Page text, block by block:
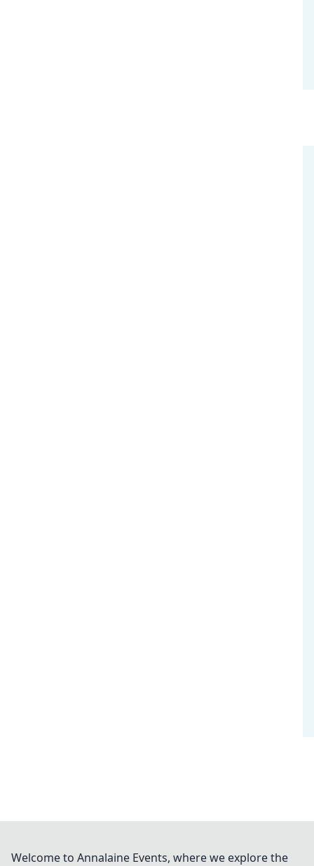
Welcome to Annalaine Events, where we explore the